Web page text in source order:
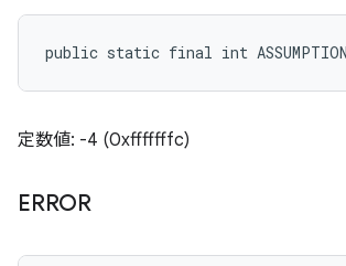
public static final int
定数値: -4 (0xfffffffc)
ERROR